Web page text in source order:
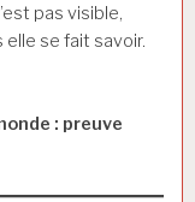
pas visible,
elle se fait savoir.
: preuve